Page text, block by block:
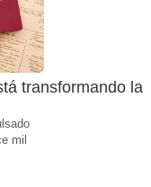
transformando la
mil